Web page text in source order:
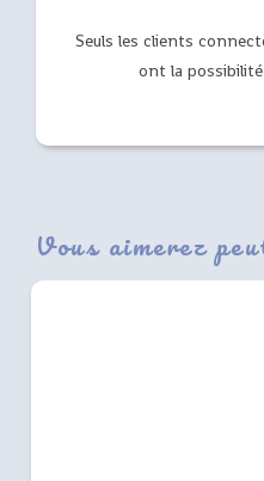
Seuls les clients
ont la possibilité
Vous aimerez